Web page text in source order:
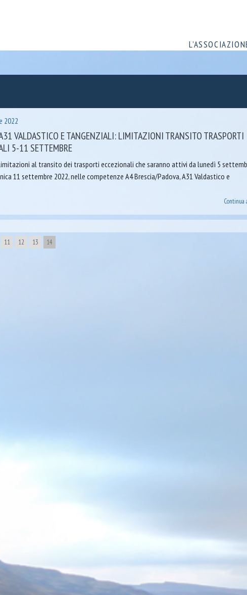
2022
VALDASTICO E TANGENZIALI: LIMITAZIONI TRANSITO TRASPORTI
5-11 SETTEMBRE
al transito dei trasporti eccezionali che saranno attivi da lunedì 5
11 settembre 2022, nelle competenze A4 Brescia/Padova, A31 Valdastico e
Continua
11 12 13 14